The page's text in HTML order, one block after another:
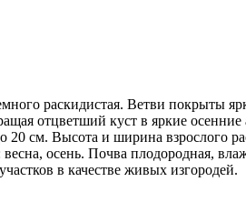
раскидистая. Ветви покрыты
отцветший куст в яркие
20 см. Высота и ширина взрослого
осень. Почва плодородная,
в качестве живых изгородей.